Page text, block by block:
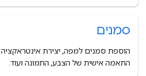
סמנים
הוספת סמנים למפה, יצירת אינטראקציה
התאמה אישית של הצבע, התמונה ועוד.